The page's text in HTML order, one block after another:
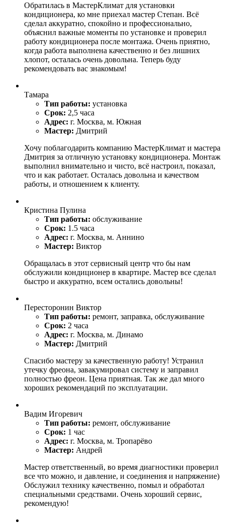
Обратилась в МастерКлимат для установки
кондиционера, ко мне приехал мастер Степан. Всё
сделал аккуратно, спокойно и профессионально,
объяснил важные моменты по установке и проверил
работу кондиционера после монтажа. Очень приятно,
когда работа выполнена качественно и без лишних
хлопот, осталась очень довольна. Теперь буду
рекомендовать вас знакомым!
Тамара
Тип работы: установка
Срок: 2,5 часа
Адрес: г. Москва, м. Южная
Мастер: Дмитрий
Хочу поблагодарить компанию МастерКлимат и мастера
Дмитрия за отличную установку кондиционера. Монтаж
выполнил внимательно и чисто, всё настроил, показал,
что и как работает. Осталась довольна и качеством
работы, и отношением к клиенту.
Кристина Пулина
Тип работы: обслуживание
Срок: 1.5 часа
Адрес: г. Москва, м. Аннино
Мастер: Виктор
Обращалась в этот сервисный центр что бы нам
обслужили кондиционер в квартире. Мастер все сделал
быстро и аккуратно, всем остались довольны!
Пересторонин Виктор
Тип работы: ремонт, заправка, обслуживание
Срок: 2 часа
Адрес: г. Москва, м. Динамо
Мастер: Дмитрий
Спасибо мастеру за качественную работу! Устранил
утечку фреона, завакумировал систему и заправил
полностью фреон. Цена приятная. Так же дал много
хороших рекомендаций по эксплуатации.
Вадим Игоревич
Тип работы: ремонт, обслуживание
Срок: 1 час
Адрес: г. Москва, м. Тропарёво
Мастер: Андрей
Мастер ответственный, во время диагностики проверил
все что можно, и давление, и соединения и напряжение)
Обслужил технику качественно, помыл и обработал
специальными средствами. Очень хороший сервис,
рекомендую!